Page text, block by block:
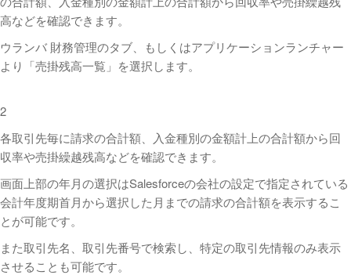
高などを確認できます。
ウランバ 財務管理のタブ、もしくはアプリケーションランチャー
より「売掛残高一覧」を選択します。
2
各取引先毎に請求の合計額、入金種別の金額計上の合計額から回
収率や売掛繰越残高などを確認できます。
画面上部の年月の選択はSalesforceの会社の設定で指定されている
会計年度期首月から選択した月までの請求の合計額を表示するこ
とが可能です。
また取引先名、取引先番号で検索し、特定の取引先情報のみ表示
させることも可能です。